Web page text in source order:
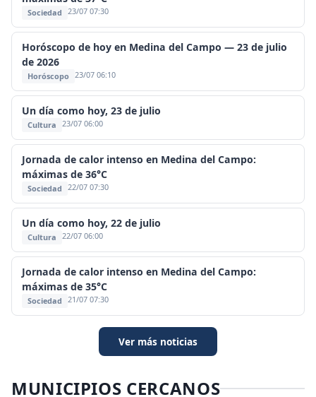
Sociedad 23/07 07:30
Horóscopo de hoy en Medina del Campo — 23 de julio
de 2026
Horóscopo 23/07 06:10
Un día como hoy, 23 de julio
Cultura 23/07 06:00
Jornada de calor intenso en Medina del Campo:
máximas de 36°C
Sociedad 22/07 07:30
Un día como hoy, 22 de julio
Cultura 22/07 06:00
Jornada de calor intenso en Medina del Campo:
máximas de 35°C
Sociedad 21/07 07:30
Ver más noticias
MUNICIPIOS CERCANOS